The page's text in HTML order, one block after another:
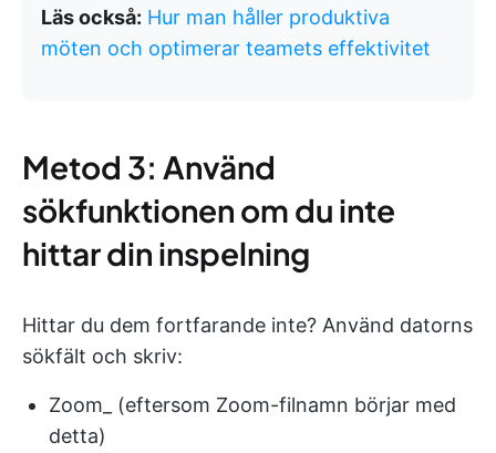
Läs också: Hur man håller produktiva
möten och optimerar teamets effektivitet
Metod 3: Använd
sökfunktionen om du inte
hittar din inspelning
Hittar du dem fortfarande inte? Använd datorns
sökfält och skriv:
Zoom_ (eftersom Zoom-filnamn börjar med
detta)